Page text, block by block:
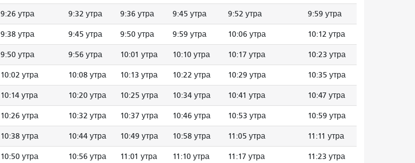
9:26 утра 9:32 утра 9:36 утра 9:45 утра 9:52 утра 9:59 утра
9:38 утра 9:45 утра 9:50 утра 9:59 утра 10:06 утра 10:12 утра
9:50 утра 9:56 утра 10:01 утра 10:10 утра 10:17 утра 10:23 утра
10:02 утра 10:08 утра 10:13 утра 10:22 утра 10:29 утра 10:35 утра
10:14 утра 10:20 утра 10:25 утра 10:34 утра 10:41 утра 10:47 утра
10:26 утра 10:32 утра 10:37 утра 10:46 утра 10:53 утра 10:59 утра
10:38 утра 10:44 утра 10:49 утра 10:58 утра 11:05 утра 11:11 утра
10:50 утра 10:56 утра 11:01 утра 11:10 утра 11:17 утра 11:23 утра